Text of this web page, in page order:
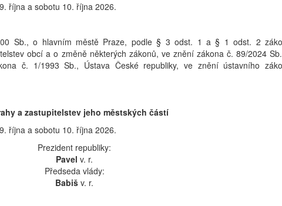
října a sobotu 10. října 2026.
Sb., o hlavním městě Praze, podle § 3 odst. 1 a § 1 odst. 2
obcí a o změně některých zákonů, ve znění zákona č. 89/2024
č. 1/1993 Sb., Ústava České republiky, ve znění ústavního
a zastupitelstev jeho městských částí
října a sobotu 10. října 2026.
Prezident republiky:
Pavel v. r.
Předseda vlády:
Babiš v. r.